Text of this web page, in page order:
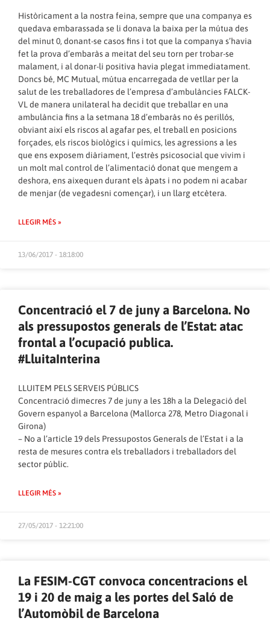
Històricament a la nostra feina, sempre que una companya es
quedava embarassada se li donava la baixa per la mútua des
del minut 0, donant-se casos fins i tot que la companya s’havia
fet la prova d’embaràs a meitat del seu torn per trobar-se
malament, i al donar-li positiva havia plegat immediatament.
Doncs bé, MC Mutual, mútua encarregada de vetllar per la
salut de les treballadores de l’empresa d’ambulàncies FALCK-
VL de manera unilateral ha decidit que treballar en una
ambulància fins a la setmana 18 d’embaràs no és perillós,
obviant així els riscos al agafar pes, el treball en posicions
forçades, els riscos biològics i químics, les agressions a les
que ens exposem diàriament, l’estrès psicosocial que vivim i
un molt mal control de l’alimentació donat que mengem a
deshora, ens aixequen durant els àpats i no podem ni acabar
de menjar (de vegadesni començar), i un llarg etcètera.
LLEGIR MÉS »
13/06/2017 - 18:18:00
Concentració el 7 de juny a Barcelona. No
als pressupostos generals de l’Estat: atac
frontal a l’ocupació publica.
#LluitaInterina
LLUITEM PELS SERVEIS PÚBLICS
Concentració dimecres 7 de juny a les 18h a la Delegació del
Govern espanyol a Barcelona (Mallorca 278, Metro Diagonal i
Girona)
– No a l’article 19 dels Pressupostos Generals de l’Estat i a la
resta de mesures contra els treballadors i treballadors del
sector públic.
LLEGIR MÉS »
27/05/2017 - 12:21:00
La FESIM-CGT convoca concentracions el
19 i 20 de maig a les portes del Saló de
l’Automòbil de Barcelona